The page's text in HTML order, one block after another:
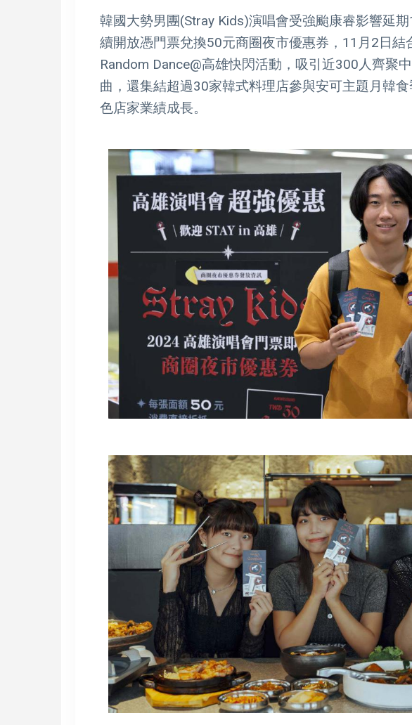
韓國大勢男團(Stray Kids)演唱會受強颱康睿影響延
續開放憑門票兌換50元商圈夜市優惠券，11月2日結
Random Dance@高雄快閃活動，吸引近300人齊聚
曲，還集結超過30家韓式料理店參與安可主題月韓
色店家業績成長。